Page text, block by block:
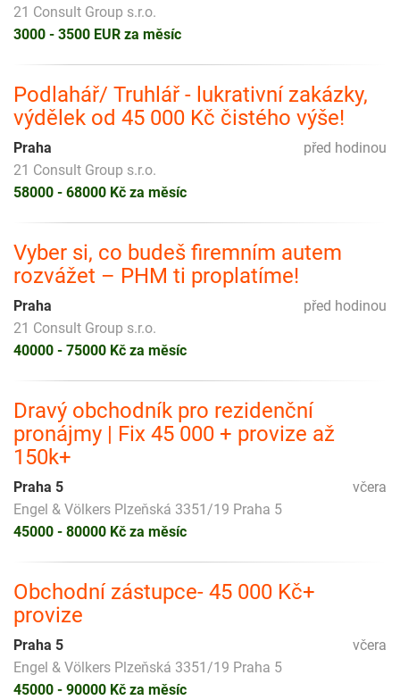
21 Consult Group s.r.o.
3000 - 3500 EUR za měsíc
Podlahář/ Truhlář - lukrativní zakázky,
výdělek od 45 000 Kč čistého výše!
před hodinou
Praha
21 Consult Group s.r.o.
58000 - 68000 Kč za měsíc
Vyber si, co budeš firemním autem
rozvážet – PHM ti proplatíme!
před hodinou
Praha
21 Consult Group s.r.o.
40000 - 75000 Kč za měsíc
Dravý obchodník pro rezidenční
pronájmy | Fix 45 000 + provize až
150k+
včera
Praha 5
Engel & Völkers Plzeňská 3351/19 Praha 5
45000 - 80000 Kč za měsíc
Obchodní zástupce- 45 000 Kč+
provize
včera
Praha 5
Engel & Völkers Plzeňská 3351/19 Praha 5
45000 - 90000 Kč za měsíc